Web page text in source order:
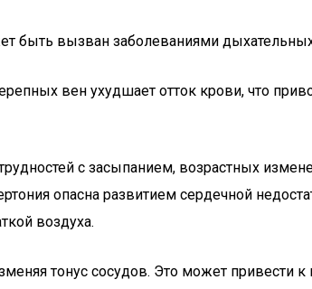
быть вызван заболеваниями
вен ухудшает отток крови, что
с засыпанием, возрастных
опасна развитием сердечной
воздуха.
тонус сосудов. Это может